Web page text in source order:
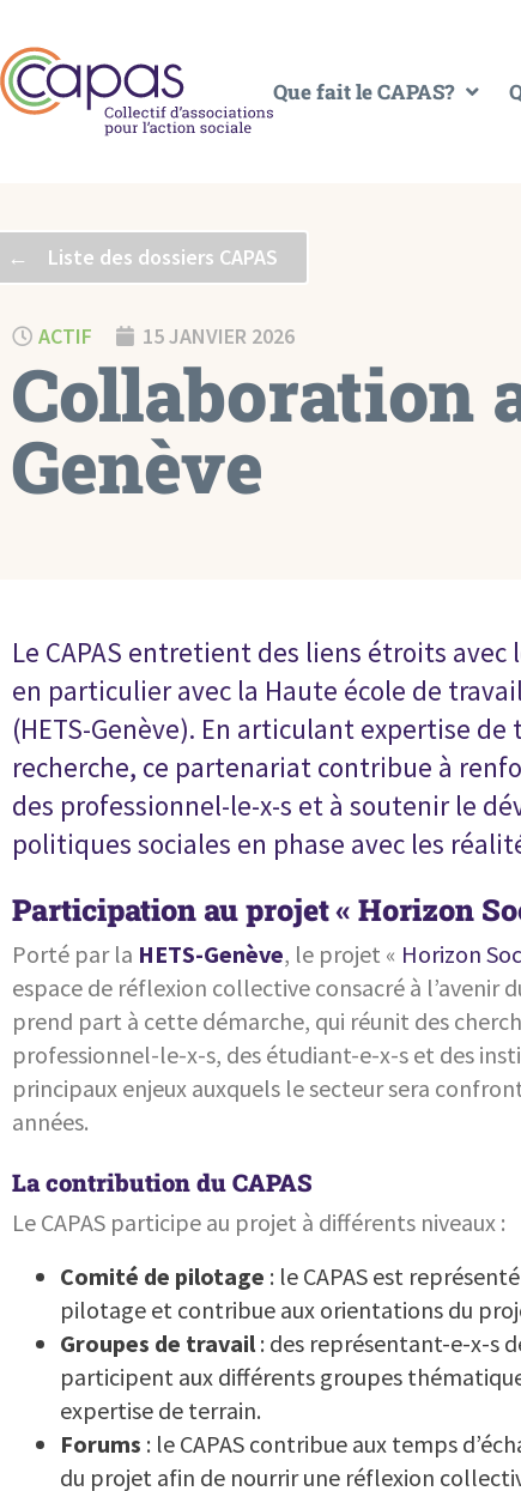
Que fait le CAPAS?
← Liste des dossiers CAPAS
ACTIF 15 JANVIER 2026
Collaboration
Genève
Le CAPAS entretient des liens étroits
en particulier avec la Haute école de
(HETS-Genève). En articulant expertise
recherche, ce partenariat contribue à
des professionnel-le-x-s et à soutenir le
politiques sociales en phase avec les
Participation au projet « Horizon
Porté par la HETS-Genève, le projet « Horizon
espace de réflexion collective consacré à l’avenir
prend part à cette démarche, qui réunit des
professionnel-le-x-s, des étudiant-e-x-s et des
principaux enjeux auxquels le secteur sera
années.
La contribution du CAPAS
Le CAPAS participe au projet à différents niveaux :
Comité de pilotage : le CAPAS est
pilotage et contribue aux orientations du
Groupes de travail: des représentant-e-x-s
participent aux différents groupes
expertise de terrain.
Forums : le CAPAS contribue aux temps
du projet afin de nourrir une réflexion